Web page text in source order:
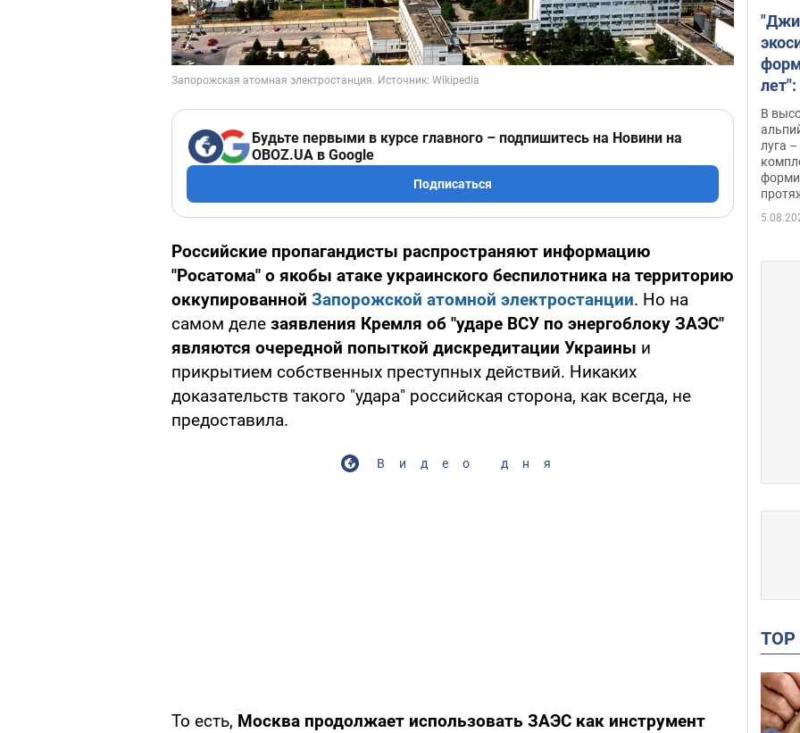
Будьте первыми в курсе главного – подпишитесь на Новини на
OBOZ.UA в Google
Подписаться
Российские пропагандисты распространяют информацию
"Росатома" о якобы атаке украинского беспилотника на территорию
оккупированной Запорожской атомной электростанции. Но на
самом деле заявления Кремля об "ударе ВСУ по энергоблоку ЗАЭС"
являются очередной попыткой дискредитации Украины и
прикрытием собственных преступных действий. Никаких
доказательств такого "удара" российская сторона, как всегда, не
предоставила.
Видео дня
То есть, Москва продолжает использовать ЗАЭС как инструмент
В
луга